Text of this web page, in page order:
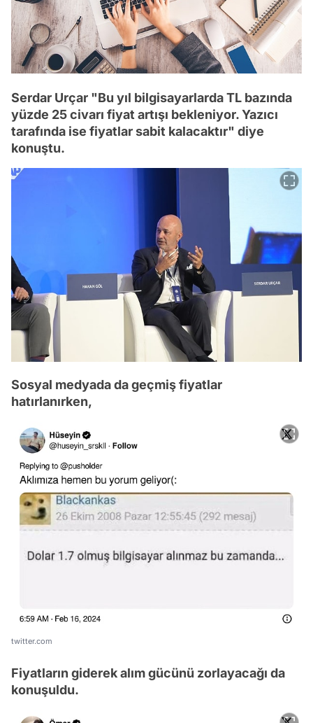
Serdar Urçar "Bu yıl bilgisayarlarda TL bazında
yüzde 25 civarı fiyat artışı bekleniyor. Yazıcı
tarafında ise fiyatlar sabit kalacaktır" diye
konuştu.
Sosyal medyada da geçmiş fiyatlar
hatırlanırken,
twitter.com
Fiyatların giderek alım gücünü zorlayacağı da
konuşuldu.